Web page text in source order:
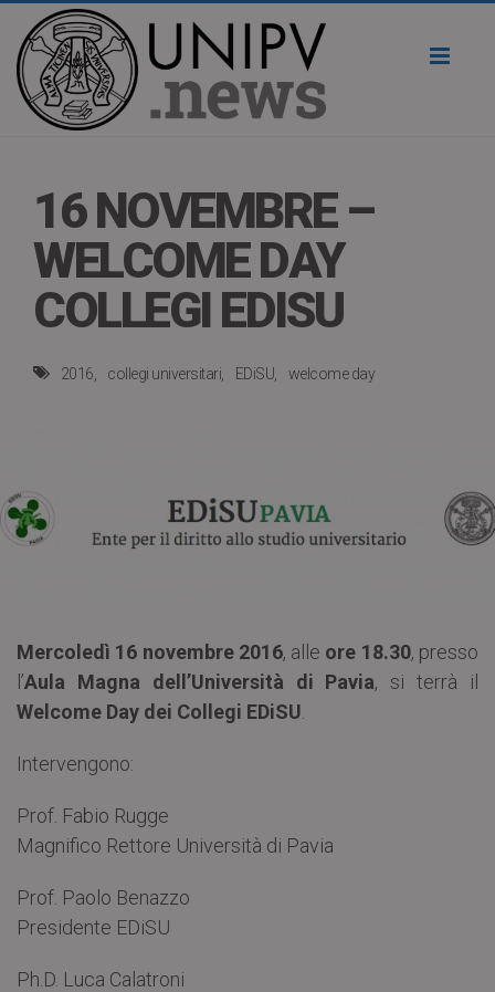
16 NOVEMBRE –
WELCOME DAY
COLLEGI EDISU
2016 collegi universitari EDiSU welcome day
Mercoledì 16 novembre 2016, alle ore 18.30, presso
l’Aula Magna dell’Università di Pavia, si terrà il
Welcome Day dei Collegi EDiSU
Intervengono:
Prof. Fabio Rugge
Magnifico Rettore Università di Pavia
Prof. Paolo Benazzo
Presidente EDiSU
Ph.D. Luca Calatroni